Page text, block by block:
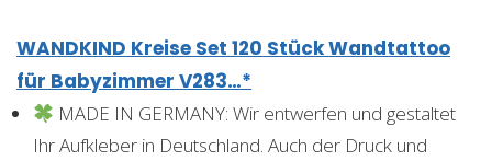
WANDKIND Kreise Set 120 Stück Wandtattoo
für Babyzimmer V283…*
MADE IN GERMANY: Wir entwerfen und gestaltet
Ihr Aufkleber in Deutschland. Auch der Druck und